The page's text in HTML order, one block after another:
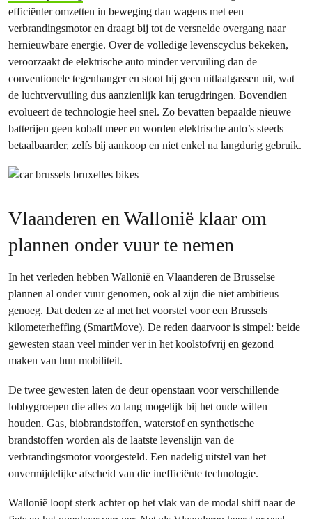
efficiënter omzetten in beweging dan wagens met een
verbrandingsmotor en draagt bij tot de versnelde overgang naar
hernieuwbare energie. Over de volledige levenscyclus bekeken,
veroorzaakt de elektrische auto minder vervuiling dan de
conventionele tegenhanger en stoot hij geen uitlaatgassen uit, wat
de luchtvervuiling dus aanzienlijk kan terugdringen. Bovendien
evolueert de technologie heel snel. Zo bevatten bepaalde nieuwe
batterijen geen kobalt meer en worden elektrische auto’s steeds
betaalbaarder, zelfs bij aankoop en niet enkel na langdurig gebruik.
Vlaanderen en Wallonië klaar om
plannen onder vuur te nemen
In het verleden hebben Wallonië en Vlaanderen de Brusselse
plannen al onder vuur genomen, ook al zijn die niet ambitieus
genoeg. Dat deden ze al met het voorstel voor een Brussels
kilometerheffing (SmartMove). De reden daarvoor is simpel: beide
gewesten staan veel minder ver in het koolstofvrij en gezond
maken van hun mobiliteit.
De twee gewesten laten de deur openstaan voor verschillende
lobbygroepen die alles zo lang mogelijk bij het oude willen
houden. Gas, biobrandstoffen, waterstof en synthetische
brandstoffen worden als de laatste levenslijn van de
verbrandingsmotor voorgesteld. Een nadelig uitstel van het
onvermijdelijke afscheid van die inefficiënte technologie.
Wallonië loopt sterk achter op het vlak van de modal shift naar de